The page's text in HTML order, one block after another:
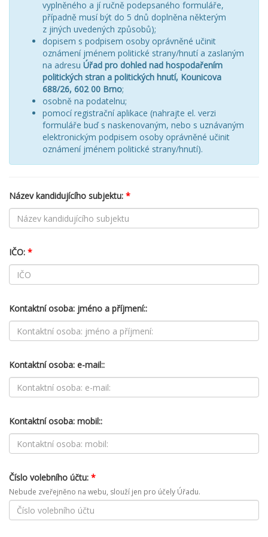
vyplněného a jí ručně podepsaného formuláře,
případně musí být do 5 dnů doplněna některým
z jiných uvedených způsobů);
dopisem s podpisem osoby oprávněné učinit
oznámení jménem politické strany/hnutí a zaslaným
na adresu Úřad pro dohled nad hospodařením
politických stran a politických hnutí, Kounicova
688/26, 602 00 Brno;
osobně na podatelnu;
pomocí registrační aplikace (nahrajte el. verzi
formuláře buď s naskenovaným, nebo s uznávaným
elektronickým podpisem osoby oprávněné učinit
oznámení jménem politické strany/hnutí).
Název kandidujícího subjektu: *
IČO: *
Kontaktní osoba: jméno a příjmení::
Kontaktní osoba: e-mail::
Kontaktní osoba: mobil::
Číslo volebního účtu: *
Nebude zveřejněno na webu, slouží jen pro účely Úřadu.